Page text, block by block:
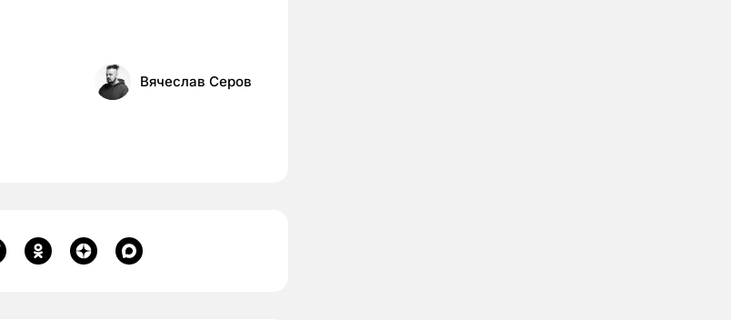
Вячеслав Серов